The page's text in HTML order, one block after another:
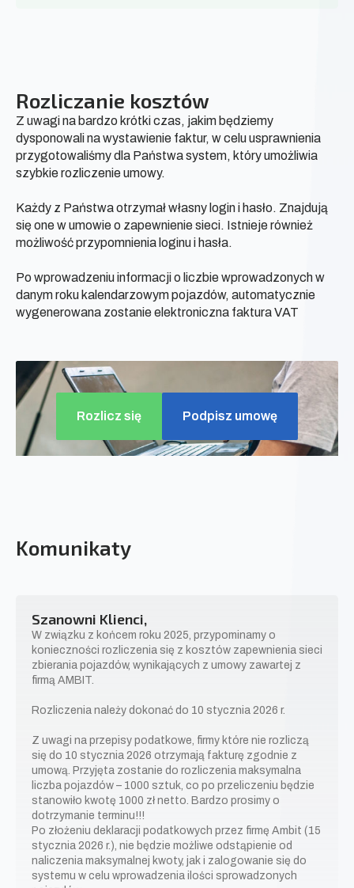
Rozliczanie kosztów
Z uwagi na bardzo krótki czas, jakim będziemy
dysponowali na wystawienie faktur, w celu usprawnienia
przygotowaliśmy dla Państwa system, który umożliwia
szybkie rozliczenie umowy.
Każdy z Państwa otrzymał własny login i hasło. Znajdują
się one w umowie o zapewnienie sieci. Istnieje również
możliwość przypomnienia loginu i hasła.
Po wprowadzeniu informacji o liczbie wprowadzonych w
danym roku kalendarzowym pojazdów, automatycznie
wygenerowana zostanie elektroniczna faktura VAT
Rozlicz się Podpisz umowę
Komunikaty
Szanowni Klienci,
W związku z końcem roku 2025, przypominamy o
konieczności rozliczenia się z kosztów zapewnienia sieci
zbierania pojazdów, wynikających z umowy zawartej z
firmą AMBIT.
Rozliczenia należy dokonać do 10 stycznia 2026 r.
Z uwagi na przepisy podatkowe, firmy które nie rozliczą
się do 10 stycznia 2026 otrzymają fakturę zgodnie z
umową. Przyjęta zostanie do rozliczenia maksymalna
liczba pojazdów – 1000 sztuk, co po przeliczeniu będzie
stanowiło kwotę 1000 zł netto. Bardzo prosimy o
dotrzymanie terminu!!!
Po złożeniu deklaracji podatkowych przez firmę Ambit (15
stycznia 2026 r.), nie będzie możliwe odstąpienie od
naliczenia maksymalnej kwoty, jak i zalogowanie się do
systemu w celu wprowadzenia ilości sprowadzonych